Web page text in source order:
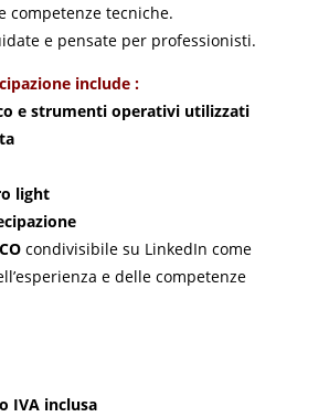
competenze tecniche.
e pensate per professionisti.
include :
e strumenti operativi utilizzati
light
condivisibile su LinkedIn come
e delle competenze
IVA inclusa